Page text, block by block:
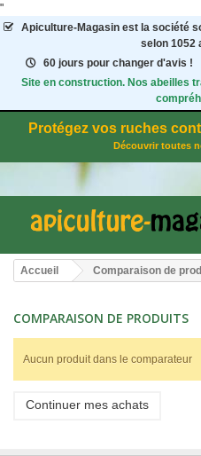
"
Apiculture-Magasinest la société
selon 1052
60 jours pour changer d'avis !
Site en construction. Nos abeilles
Protégez vos ruches
Découvrir toutes
Accueil Comparaison de
COMPARAISON DE PRODUITS
Aucun produit dans le comparateur
Continuer mes achats